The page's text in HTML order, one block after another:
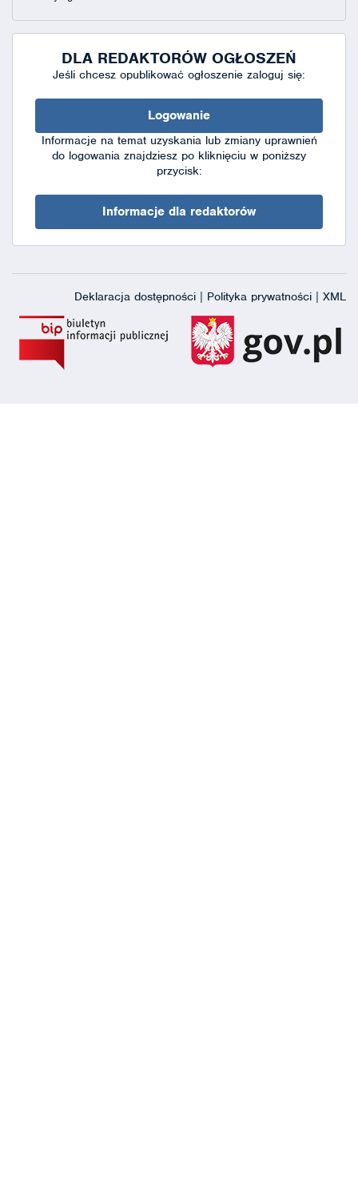
DLA REDAKTORÓW OGŁOSZEŃ
Jeśli chcesz opublikować ogłoszenie zaloguj się:
Logowanie
Informacje na temat uzyskania lub zmiany uprawnień
do logowania znajdziesz po kliknięciu w poniższy
przycisk:
Informacje dla redaktorów
Deklaracja dostępności | Polityka prywatności | XML